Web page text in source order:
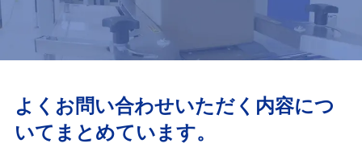
よくお問い合わせいただく内容につ
いてまとめています。